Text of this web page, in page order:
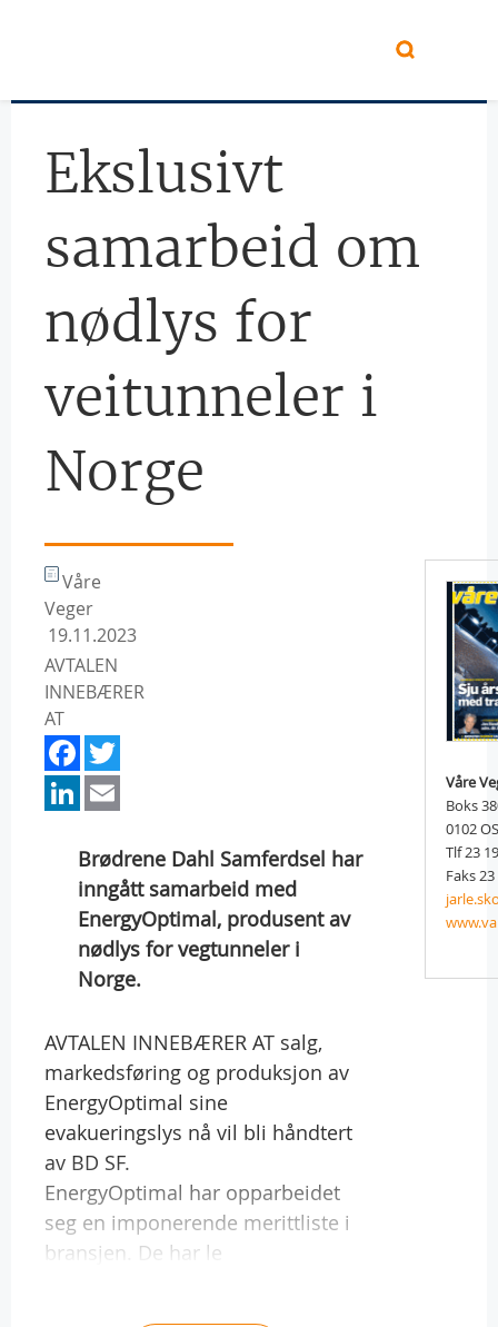
Ekslusivt
samarbeid om
nødlys for
veitunneler i
Norge
Våre
Veger
19.11.2023
AVTALEN
INNEBÆRER
AT
Facebook
LinkedIn
Brødrene Dahl Samferdsel har
inngått samarbeid med
EnergyOptimal, produsent av
nødlys for vegtunneler i
Norge.
AVTALEN INNEBÆRER AT salg,
markedsføring og produksjon av
EnergyOptimal sine
evakueringslys nå vil bli håndtert
av BD SF.
EnergyOptimal har opparbeidet
seg en imponerende merittliste i
bransjen. De har le
Våre
Boks
0102
Tlf 23
Faks